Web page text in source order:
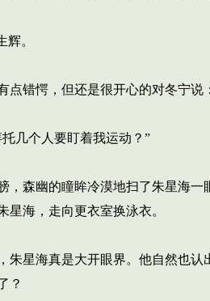
。
错愕，但还是很开心的对冬宁说
几个人要盯着我运动？”
森幽的瞳眸冷漠地扫了朱星海一
星海，走向更衣室换泳衣。
星海真是大开眼界。他自然也认
？